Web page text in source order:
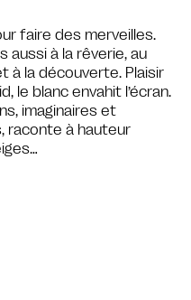
faire des merveilles.
aussi à la rêverie, au
à la découverte. Plaisir
le blanc envahit l’écran.
imaginaires et
raconte à hauteur